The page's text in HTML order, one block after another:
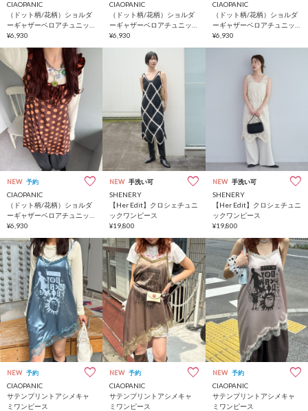
CIAOPANIC
（ドット柄/花柄）ショルダ
ーギャザーベロアチュニッ
クワンピース
¥6,930
CIAOPANIC
（ドット柄/花柄）ショルダ
ーギャザーベロアチュニッ
クワンピース
¥6,930
CIAOPANIC
（ドット柄/花柄）ショルダ
ーギャザーベロアチュニッ
クワンピース
¥6,930
NEW 予約
CIAOPANIC
（ドット柄/花柄）ショルダ
ーギャザーベロアチュニッ
クワンピース
¥6,930
NEW 手洗い可
SHENERY
【Her Edit】クロシェチュニ
ックワンピース
¥19,800
NEW 手洗い可
SHENERY
【Her Edit】クロシェチュニ
ックワンピース
¥19,800
NEW 予約
CIAOPANIC
サテンプリントアシメキャ
ミワンピース
NEW 予約
CIAOPANIC
サテンプリントアシメキャ
ミワンピース
NEW 予約
CIAOPANIC
サテンプリントアシメキャ
ミワンピース